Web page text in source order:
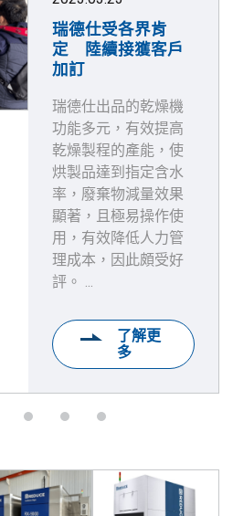
瑞德仕受各界肯
定 陸續接獲客戶
加訂
瑞德仕出品的乾燥機
功能多元，有效提高
乾燥製程的產能，使
烘製品達到指定含水
率，廢棄物減量效果
顯著，且極易操作使
用，有效降低人力管
理成本，因此頗受好
評。 ...
了解更
多